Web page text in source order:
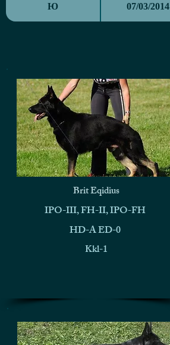
Ю 07/03/2014
Brit Eqidius
IPO-III, FH-II, IPO-FH
HD-A ED-0
Kkl-1